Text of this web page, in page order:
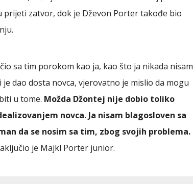
prijeti zatvor, dok je Dževon Porter takođe bio
sa tim porokom kao ja, kao što ja nikada nisam
dao dosta novca, vjerovatno je mislio da mogu
u tome. Možda Džontej nije dobio toliko
novca. Ja nisam blagosloven sa
da se nosim sa tim, zbog svojih problema.
je Majkl Porter junior.